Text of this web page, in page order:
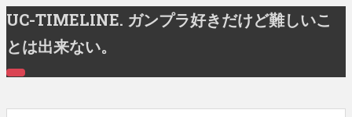
S
p
UC-TIMELINE. ガンプラ好きだけど難しいこ
とは出来ない。
T
G